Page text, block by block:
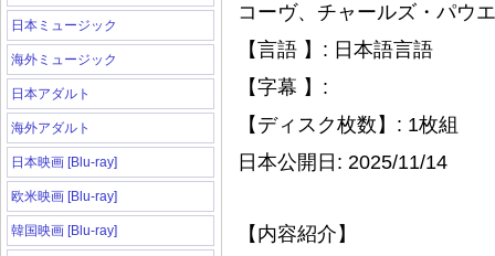
日本ミュージック
海外ミュージック
日本アダルト
海外アダルト
日本映画 [Blu-ray]
欧米映画 [Blu-ray]
韓国映画 [Blu-ray]
コーヴ、チャールズ・パウ
【言語 】: 日本語言語
【字幕 】:
【ディスク枚数】: 1枚組
日本公開日: 2025/11/14
【内容紹介】